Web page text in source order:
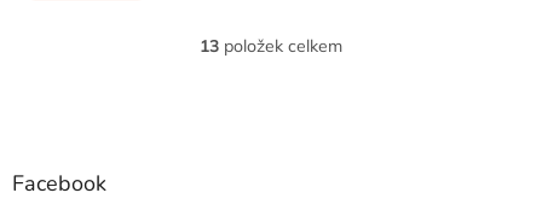
O
13 položek celkem
Facebook